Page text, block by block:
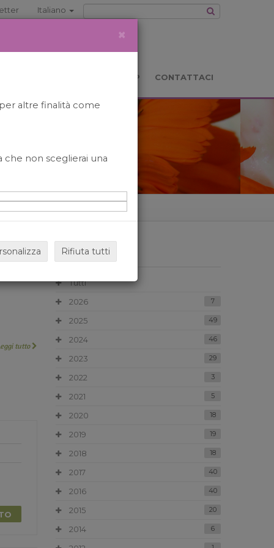
Italiano
BOOKSHOP CONTATTACI
tutto
ARCHIVIO
Tutti
2026
7
2025 49
2024 46
2023 29
2022 3
2021 5
2020 18
2019 19
2018 18
2017 40
2016 40
2015 20
2014 6
×
altre finalità come
che non sceglierai una
Rifiuta tutti